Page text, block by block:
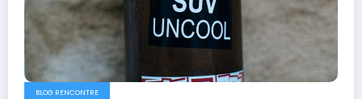
BLOG RENCONTRE